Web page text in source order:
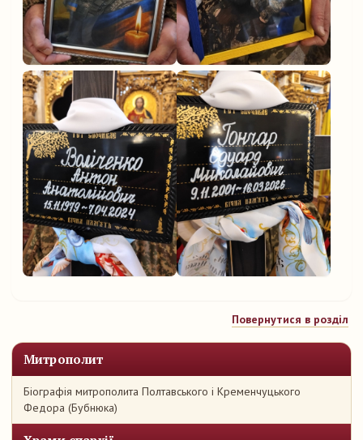
Митрополит
Біографія митрополита Полтавського і Кременчуцького
Федора (Бубнюка)
Повернутися в розділ